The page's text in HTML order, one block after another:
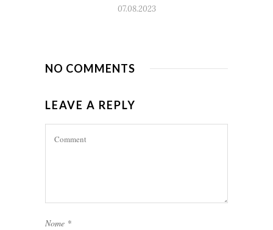
07.08.2023
NO COMMENTS
LEAVE A REPLY
Nome *